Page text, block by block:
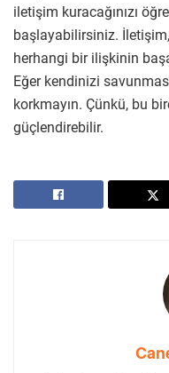
iletişim kuracağınızı
başlayabilirsiniz.
herhangi bir ilişkinin
Eğer kendinizi
korkmayın. Çünkü, bu
güçlendirebilir.